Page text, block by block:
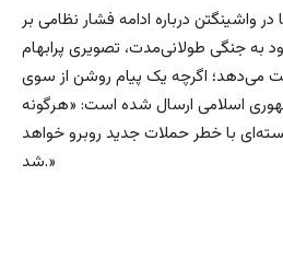
واشینگتن درباره ادامه فشار نظامی بر
به جنگی طولانی‌مدت، تصویری پرابهام
می‌دهد؛ اگرچه یک پیام روشن از سوی
اسلامی ارسال شده است: «هرگونه
با خطر حملات جدید روبرو خواهد
شد.»